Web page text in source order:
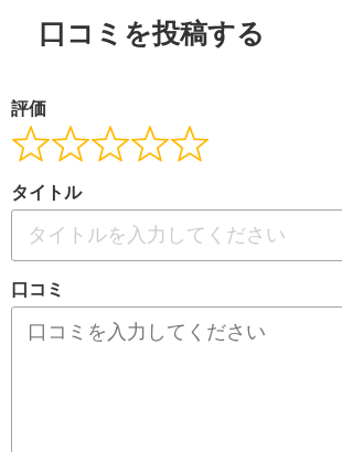
口コミを投稿する
評価
タイトル
口コミ